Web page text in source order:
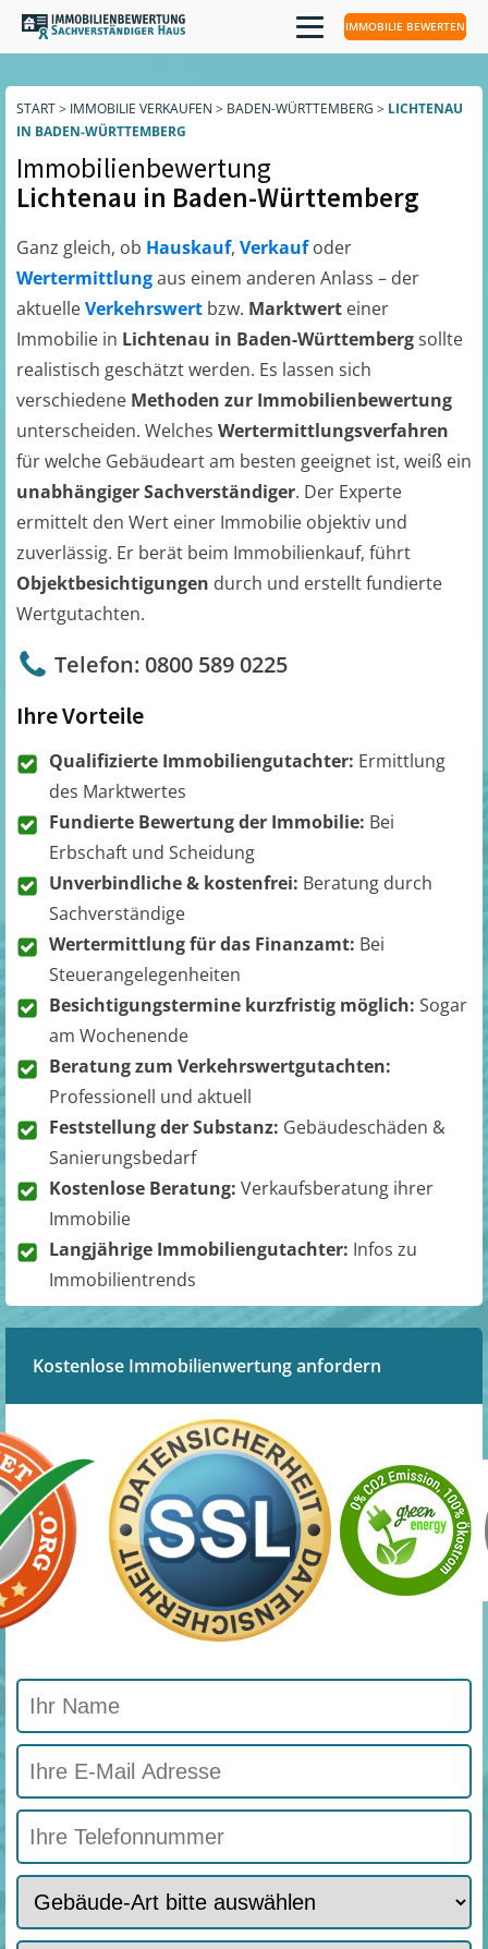
IMMOBILIE BEWERTEN
START> IMMOBILIE VERKAUFEN > BADEN-WÜRTTEMBERG > LICHTENAU
IN BADEN-WÜRTTEMBERG
Immobilienbewertung
Lichtenau in Baden-Württemberg
Ganz gleich, ob Hauskauf, Verkaufoder
Wertermittlungaus einem anderen Anlass – der
aktuelleVerkehrswert bzw. Marktwert einer
Immobilie in Lichtenau in Baden-Württembergsollte
realistisch geschätzt werden. Es lassen sich
verschiedene Methoden zur Immobilienbewertung
unterscheiden. Welches Wertermittlungsverfahren
für welche Gebäudeart am besten geeignet ist, weiß ein
unabhängiger Sachverständiger. Der Experte
ermittelt den Wert einer Immobilie objektiv und
zuverlässig. Er berät beim Immobilienkauf, führt
Objektbesichtigungen durch und erstellt fundierte
Wertgutachten.
Telefon: 0800 589 0225
Ihre Vorteile
Qualifizierte Immobiliengutachter: Ermittlung
des Marktwertes
Fundierte Bewertung der Immobilie: Bei
Erbschaft und Scheidung
Unverbindliche & kostenfrei: Beratung durch
Sachverständige
Wertermittlung für das Finanzamt: Bei
Steuerangelegenheiten
Besichtigungstermine kurzfristig möglich: Sogar
am Wochenende
Beratung zum Verkehrswertgutachten:
Professionell und aktuell
Feststellung der Substanz: Gebäudeschäden &
Sanierungsbedarf
Kostenlose Beratung: Verkaufsberatung ihrer
Immobilie
Langjährige Immobiliengutachter: Infos zu
Immobilientrends
Kostenlose Immobilienwertung anfordern